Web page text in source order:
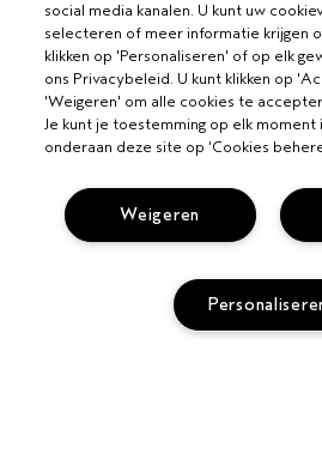
VOOR PROFESSIONALS
WORD EEN AVEDA SALON
BEL +31208088537
VOLG MIJN BESTELLING
PRIVACY EN VOORWAARDEN
social media kanalen. U kunt uw
selecteren of meer informatie krijgen
klikken op 'Personaliseren' of op elk
ons Privacybeleid. U kunt klikken op
'Weigeren' om alle cookies te
Je kunt je toestemming op elk
onderaan deze site op ‘Cookies
Weigeren